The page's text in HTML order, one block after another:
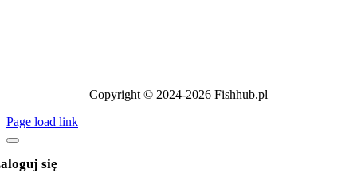
Copyright © 2024-2026 Fishhub.pl
Page load link
się